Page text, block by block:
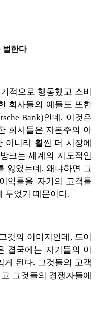
벌한다
적으로 행동했고 소비
회사들의 예들도 또한
Bank)인데 , 이것은
회사들은 자본주의 아
아니라 훨씬 더 시장에
크는 세계의 지도적인
잃었는데 ,왜냐하면 그
익들을 자기의 고객들
두었기 때문이다.
것의 이미지인데 , 도이
결국에는 자기들의 이
게 된다. 그것들의 고객
그것들의 경쟁자들에